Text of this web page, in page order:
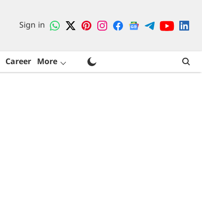
Sign in
Career More